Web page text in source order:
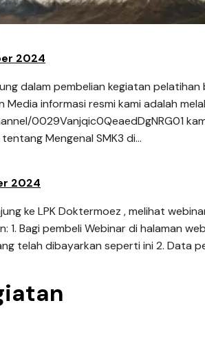
2024
dalam pembelian kegiatan
Media informasi resmi kami adalah
0029Vanjqic0QeaedDgNRG01
Mengenal SMK3 di…
2024
ke LPK Doktermoez , melihat
1. Bagi pembeli Webinar di halaman
telah dibayarkan seperti ini 2. Data